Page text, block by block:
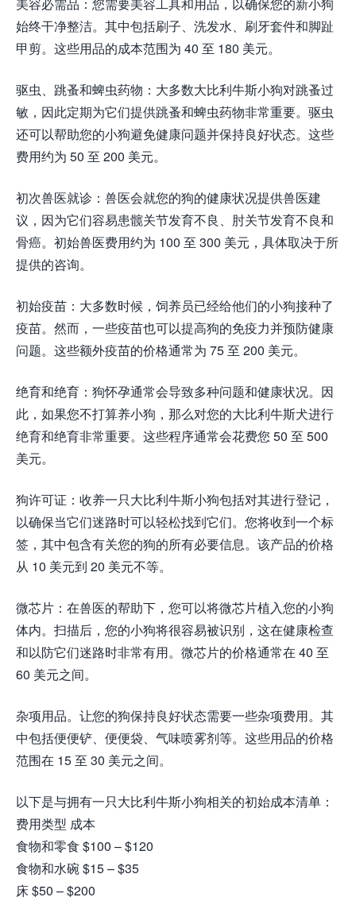
美容必需品：您需要美容工具和用品，以确保您的新小狗
始终干净整洁。其中包括刷子、洗发水、刷牙套件和脚趾
甲剪。这些用品的成本范围为 40 至 180 美元。
驱虫、跳蚤和蜱虫药物：大多数大比利牛斯小狗对跳蚤过
敏，因此定期为它们提供跳蚤和蜱虫药物非常重要。驱虫
还可以帮助您的小狗避免健康问题并保持良好状态。这些
费用约为 50 至 200 美元。
初次兽医就诊：兽医会就您的狗的健康状况提供兽医建
议，因为它们容易患髋关节发育不良、肘关节发育不良和
骨癌。初始兽医费用约为 100 至 300 美元，具体取决于所
提供的咨询。
初始疫苗：大多数时候，饲养员已经给他们的小狗接种了
疫苗。然而，一些疫苗也可以提高狗的免疫力并预防健康
问题。这些额外疫苗的价格通常为 75 至 200 美元。
绝育和绝育：狗怀孕通常会导致多种问题和健康状况。因
此，如果您不打算养小狗，那么对您的大比利牛斯犬进行
绝育和绝育非常重要。这些程序通常会花费您 50 至 500
美元。
狗许可证：收养一只大比利牛斯小狗包括对其进行登记，
以确保当它们迷路时可以轻松找到它们。您将收到一个标
签，其中包含有关您的狗的所有必要信息。该产品的价格
从 10 美元到 20 美元不等。
微芯片：在兽医的帮助下，您可以将微芯片植入您的小狗
体内。扫描后，您的小狗将很容易被识别，这在健康检查
和以防它们迷路时非常有用。微芯片的价格通常在 40 至
60 美元之间。
杂项用品。让您的狗保持良好状态需要一些杂项费用。其
中包括便便铲、便便袋、气味喷雾剂等。这些用品的价格
范围在 15 至 30 美元之间。
以下是与拥有一只大比利牛斯小狗相关的初始成本清单：
费用类型 成本
食物和零食 $100 – $120
食物和水碗 $15 – $35
床 $50 – $200